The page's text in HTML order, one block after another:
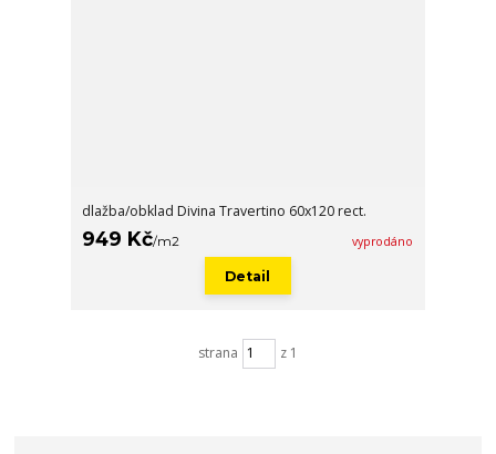
dlažba/obklad Divina Travertino 60x120 rect.
949 Kč/m2 vyprodáno
Detail
strana z 1